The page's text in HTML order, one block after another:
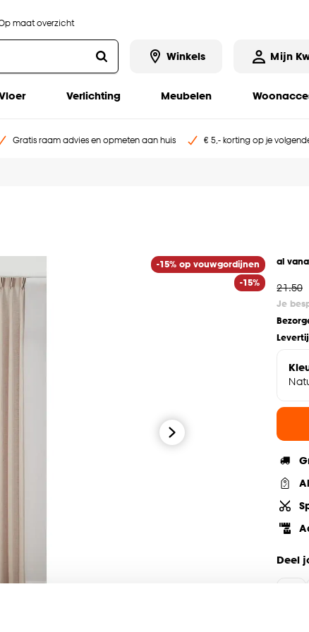
maat overzicht
Winkels Mijn
Verlichting Meubelen
Gratis raam advies en opmeten aan huis € 5,- korting op je
-15% op vouwgordijnen
-15%
al
21.50
Je
Deel
Hulp